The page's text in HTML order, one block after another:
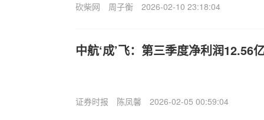
砍柴网 周子衡 2026-02-10 23:18:04
中航‘成’飞：第三季度净利润12.56
证券时报 陈凤馨 2026-02-05 00:59:04